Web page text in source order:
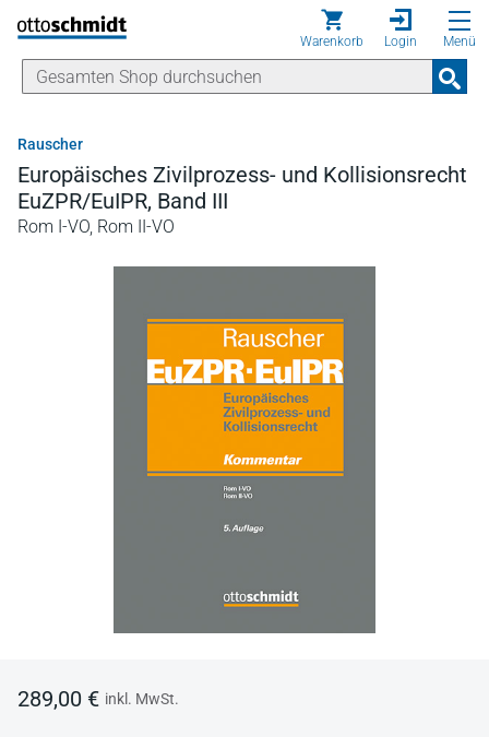
Direkt zum Inhalt
Warenkorb Login Menü
Rauscher
Europäisches Zivilprozess- und Kollisionsrecht
EuZPR/EuIPR, Band III
Rom I-VO, Rom II-VO
289,00 € inkl. MwSt.